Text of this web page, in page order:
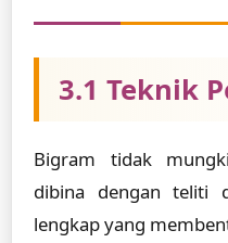
3.1 Teknik
Bigram tidak
dibina dengan teliti
lengkap yang